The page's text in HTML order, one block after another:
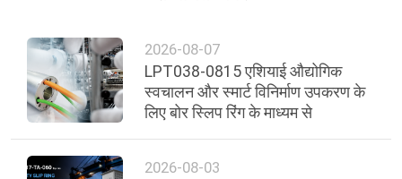
2026-08-07
LPT038-0815 एशियाई औद्योगिक
स्वचालन और स्मार्ट विनिर्माण उपकरण के
लिए बोर स्लिप रिंग के माध्यम से
2026-08-03